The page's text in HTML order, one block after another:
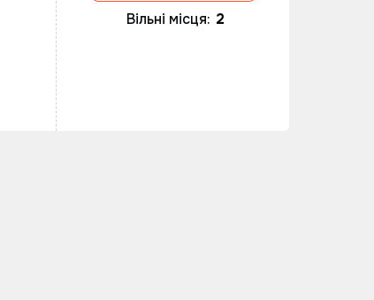
Вільні місця: 2